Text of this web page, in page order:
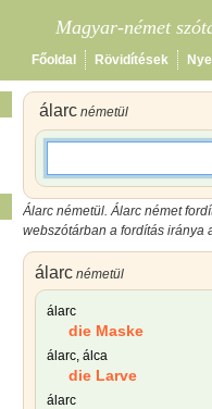
Magyar-német
Főoldal Rövidítések
álarc németül
Álarc németül. Álarc német
webszótárban a fordítás iránya
álarc németül
álarc
die Maske
álarc, álca
die Larve
álarc